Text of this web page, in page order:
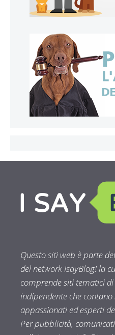
Questo siti web è parte
del network IsayBlog! la
comprende siti tematici
indipendente che
appassionati ed esperti
Per pubblicità,